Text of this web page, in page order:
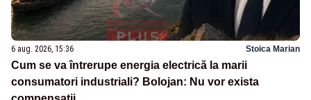
6 aug. 2026, 15:36 Stoica Marian
Cum se va întrerupe energia electrică la marii
consumatori industriali? Bolojan: Nu vor exista